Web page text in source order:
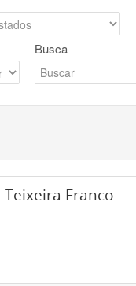
Busca
Franco